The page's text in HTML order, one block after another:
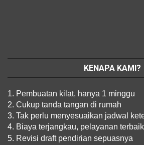
KENAPA KAMI?
1. Pembuatan kilat, hanya 1 minggu
2. Cukup tanda tangan di rumah
3. Tak perlu menyesuaikan jadwal
4. Biaya terjangkau, pelayanan terbaik
5. Revisi draft pendirian sepuasnya